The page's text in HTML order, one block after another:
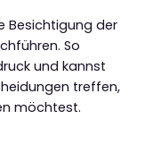
Besichtigung der
So
und kannst
treffen,
möchtest.